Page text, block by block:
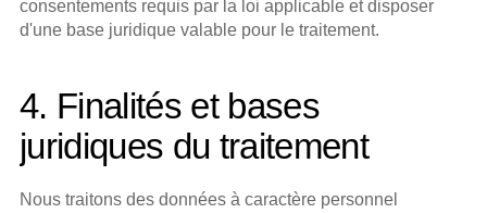
consentements requis par la loi applicable et disposer
d'une base juridique valable pour le traitement.
4. Finalités et bases
juridiques du traitement
Nous traitons des données à caractère personnel